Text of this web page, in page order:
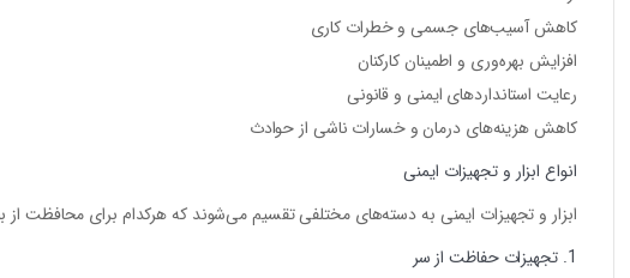
کاهش آسیب‌های جسمی و خطرات کاری
افزایش بهره‌وری و اطمینان کارکنان
رعایت استانداردهای ایمنی و قانونی
کاهش هزینه‌های درمان و خسارات ناشی از حوادث
انواع ابزار و تجهیزات ایمنی
ابزار و تجهیزات ایمنی به دسته‌های مختلفی تقسیم می‌شوند که هرکدام برای محافظت
1. تجهیزات حفاظت از سر